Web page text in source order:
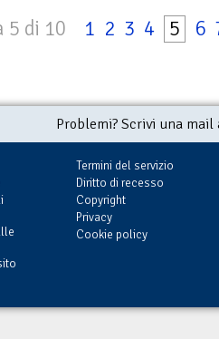
5 di 10 1 2 3 4 5 6
Problemi? Scrivi una
Termini del servizio
Diritto di recesso
Copyright
Privacy
Cookie policy